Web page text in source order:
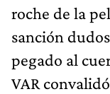
roche de la
sanción
pegado al
VAR